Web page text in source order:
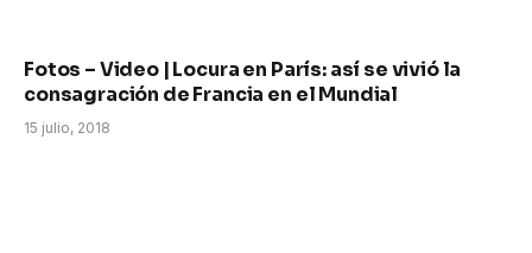
Fotos – Video | Locura en París: así se vivió la
consagración de Francia en el Mundial
15 julio, 2018